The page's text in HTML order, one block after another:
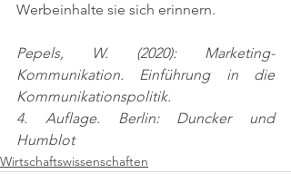
Werbeinhalte sie sich erinnern.
Pepels, W. (2020): Marketing-
Kommunikation. Einführung in die
Kommunikationspolitik.
4. Auflage. Berlin: Duncker und
Humblot
Wirtschaftswissenschaften